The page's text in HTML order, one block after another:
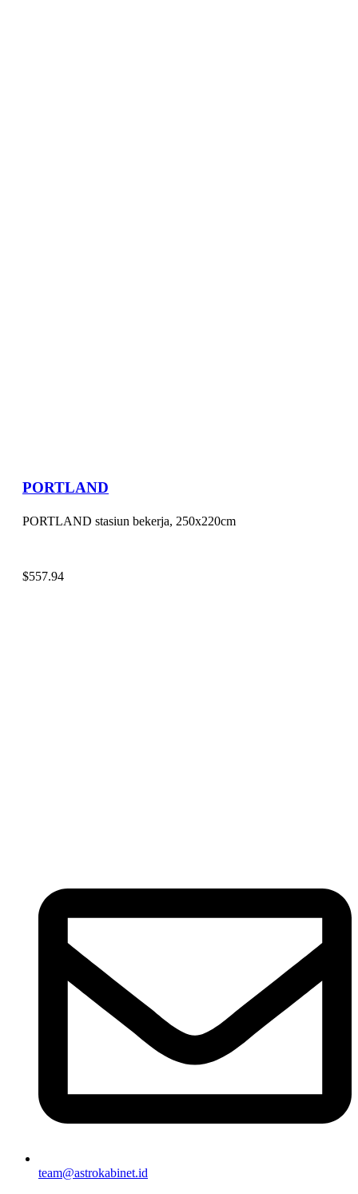
PORTLAND
PORTLAND stasiun bekerja, 250x220cm
$557.94
team@astrokabinet.id